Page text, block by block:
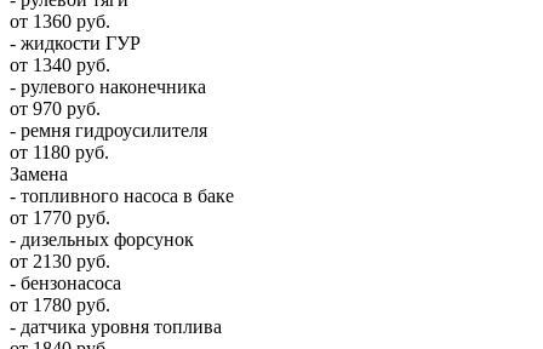
от 1360 руб.
- жидкости ГУР
от 1340 руб.
- рулевого наконечника
от 970 руб.
- ремня гидроусилителя
от 1180 руб.
Замена
- топливного насоса в баке
от 1770 руб.
- дизельных форсунок
от 2130 руб.
- бензонасоса
от 1780 руб.
- датчика уровня топлива